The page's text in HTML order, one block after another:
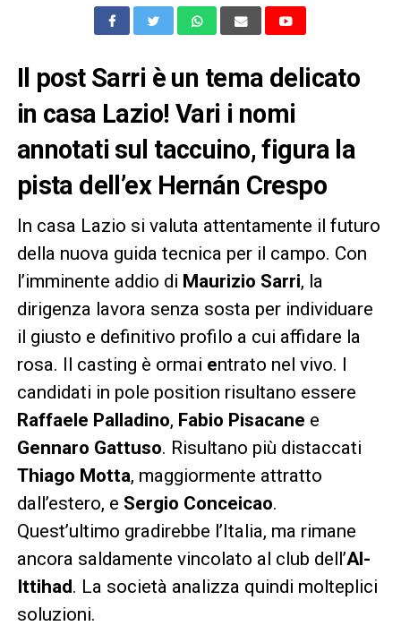
Il post Sarri è un tema delicato
in casa Lazio! Vari i nomi
annotati sul taccuino, figura la
pista dell’ex Hernán Crespo
In casa Lazio si valuta attentamente il futuro
della nuova guida tecnica per il campo. Con
l’imminente addio di Maurizio Sarri, la
dirigenza lavora senza sosta per individuare
il giusto e definitivo profilo a cui affidare la
rosa. Il casting è ormai entrato nel vivo. I
candidati in pole position risultano essere
Raffaele Palladino, Fabio Pisacane e
Gennaro Gattuso. Risultano più distaccati
Thiago Motta, maggiormente attratto
dall’estero, e Sergio Conceicao.
Quest’ultimo gradirebbe l’Italia, ma rimane
ancora saldamente vincolato al club dell’Al-
Ittihad. La società analizza quindi molteplici
soluzioni.